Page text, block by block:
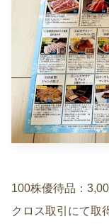
100株優待品：
クロス取引にて取